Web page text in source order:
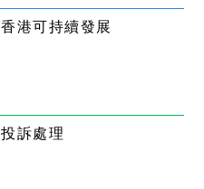
香港可持續發展
投訴處理